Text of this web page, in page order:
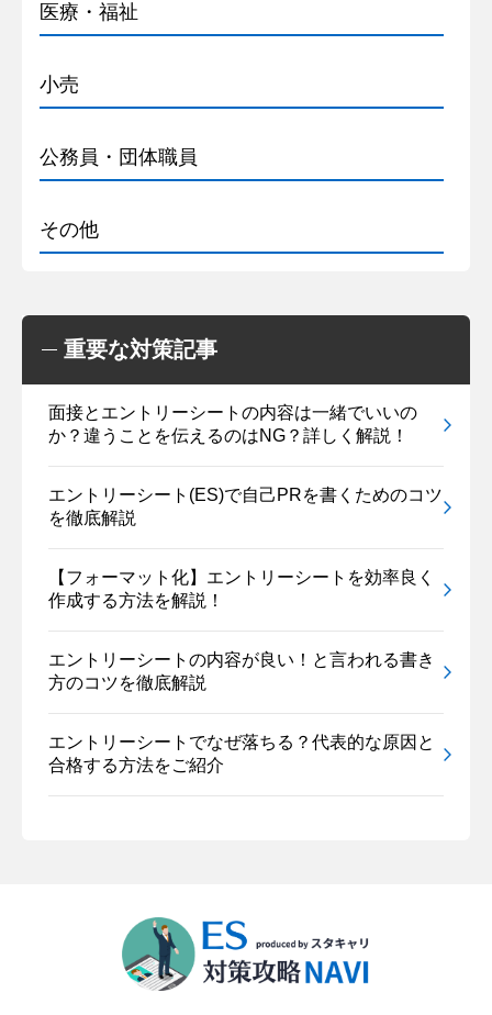
医療・福祉
小売
公務員・団体職員
その他
重要な対策記事
面接とエントリーシートの内容は一緒でいいの
か？違うことを伝えるのはNG？詳しく解説！
エントリーシート(ES)で自己PRを書くためのコツ
を徹底解説
【フォーマット化】エントリーシートを効率良く
作成する方法を解説！
エントリーシートの内容が良い！と言われる書き
方のコツを徹底解説
エントリーシートでなぜ落ちる？代表的な原因と
合格する方法をご紹介